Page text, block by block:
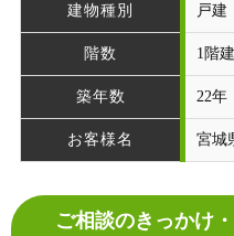
建物種別 戸建
階数 1階建
築年数 22年
お客様名 宮城
ご相談のきっかけ